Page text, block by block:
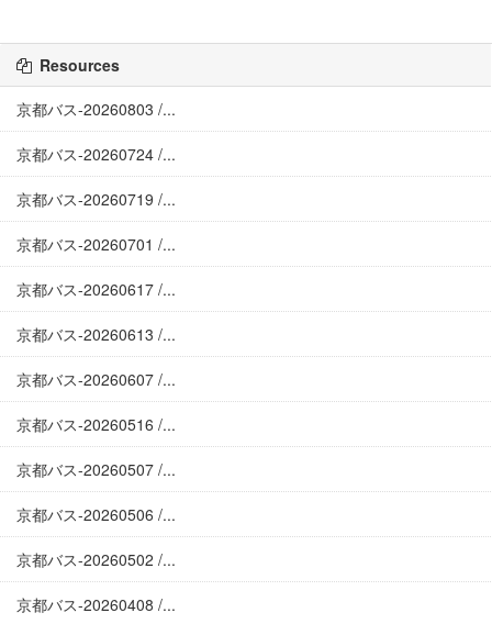
Resources
京都バス-20260803 /...
京都バス-20260724 /...
京都バス-20260719 /...
京都バス-20260701 /...
京都バス-20260617 /...
京都バス-20260613 /...
京都バス-20260607 /...
京都バス-20260516 /...
京都バス-20260507 /...
京都バス-20260506 /...
京都バス-20260502 /...
京都バス-20260408 /...